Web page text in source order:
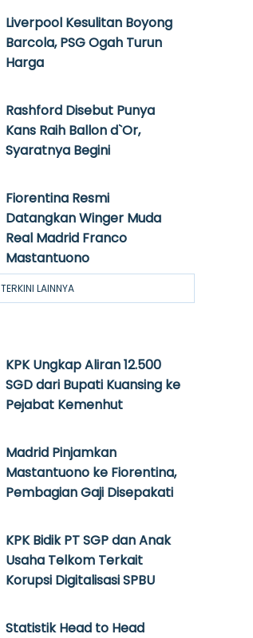
Liverpool Kesulitan Boyong
Barcola, PSG Ogah Turun
Harga
Rashford Disebut Punya
Kans Raih Ballon d`Or,
Syaratnya Begini
Fiorentina Resmi
Datangkan Winger Muda
Real Madrid Franco
Mastantuono
TERKINI LAINNYA
KPK Ungkap Aliran 12.500
SGD dari Bupati Kuansing ke
Pejabat Kemenhut
Madrid Pinjamkan
Mastantuono ke Fiorentina,
Pembagian Gaji Disepakati
KPK Bidik PT SGP dan Anak
Usaha Telkom Terkait
Korupsi Digitalisasi SPBU
Statistik Head to Head